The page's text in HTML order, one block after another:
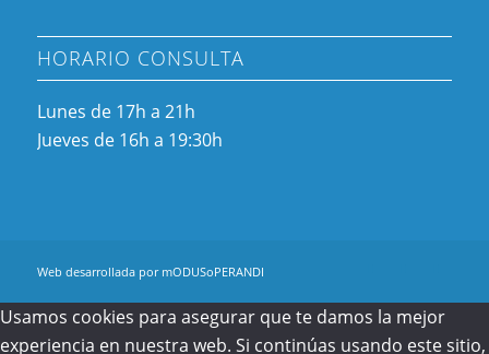
HORARIO CONSULTA
Lunes de 17h a 21h
Jueves de 16h a 19:30h
Web desarrollada por mODUSoPERANDI
Usamos cookies para asegurar que te damos la mejor
experiencia en nuestra web. Si continúas usando este sitio,